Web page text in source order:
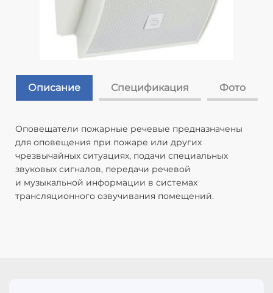
Описание Спецификация Фото
Оповещатели пожарные речевые предназначены
для оповещения при пожаре или других
чрезвычайных ситуациях, подачи специальных
звуковых сигналов, передачи речевой
и музыкальной информации в системах
трансляционного озвучивания помещений.